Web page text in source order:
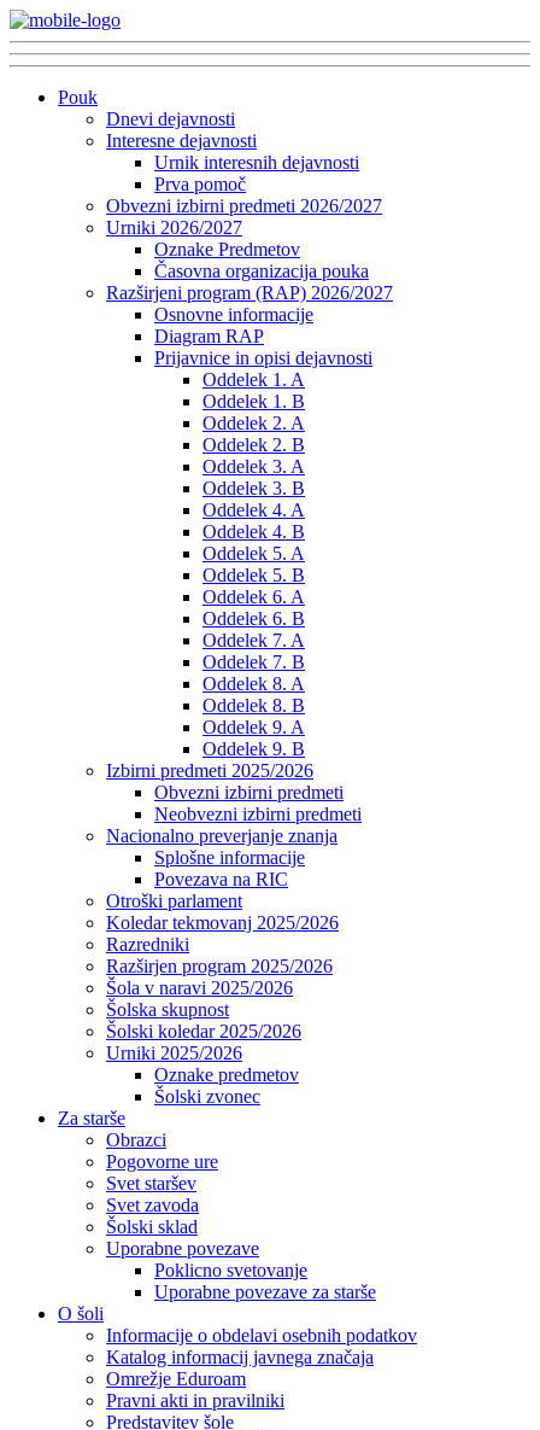
Pouk
Dnevi dejavnosti
Interesne dejavnosti
Urnik interesnih dejavnosti
Prva pomoč
Obvezni izbirni predmeti 2026/2027
Urniki 2026/2027
Oznake Predmetov
Časovna organizacija pouka
Razširjeni program (RAP) 2026/2027
Osnovne informacije
Diagram RAP
Prijavnice in opisi dejavnosti
Oddelek 1. A
Oddelek 1. B
Oddelek 2. A
Oddelek 2. B
Oddelek 3. A
Oddelek 3. B
Oddelek 4. A
Oddelek 4. B
Oddelek 5. A
Oddelek 5. B
Oddelek 6. A
Oddelek 6. B
Oddelek 7. A
Oddelek 7. B
Oddelek 8. A
Oddelek 8. B
Oddelek 9. A
Oddelek 9. B
Izbirni predmeti 2025/2026
Obvezni izbirni predmeti
Neobvezni izbirni predmeti
Nacionalno preverjanje znanja
Splošne informacije
Povezava na RIC
Otroški parlament
Koledar tekmovanj 2025/2026
Razredniki
Razširjen program 2025/2026
Šola v naravi 2025/2026
Šolska skupnost
Šolski koledar 2025/2026
Urniki 2025/2026
Oznake predmetov
Šolski zvonec
Za starše
Obrazci
Pogovorne ure
Svet staršev
Svet zavoda
Šolski sklad
Uporabne povezave
Poklicno svetovanje
Uporabne povezave za starše
O šoli
Informacije o obdelavi osebnih podatkov
Katalog informacij javnega značaja
Omrežje Eduroam
Pravni akti in pravilniki
Predstavitev šole